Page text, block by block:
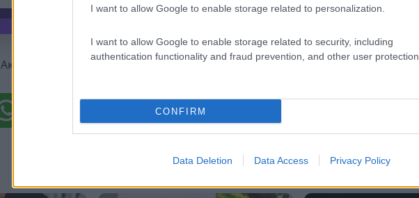
I want to allow Google to enable storage related to personalization.
I want to allow Google to enable storage related to security, including
authentication functionality and fraud prevention, and other user protection.
CONFIRM
Data Deletion Data Access Privacy Policy
Ακολουθήστε μας για όλες τιςειδήσειςστο Bing News και το Google News